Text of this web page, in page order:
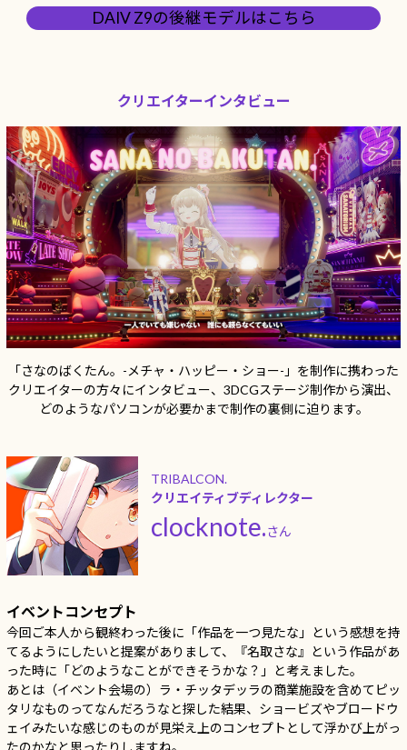
DAIV Z9の後継モデルはこちら
クリエイターインタビュー
「さなのばくたん。-メチャ・ハッピー・ショー-」を制作に携わった
クリエイターの方々にインタビュー、3DCGステージ制作から演出、
どのようなパソコンが必要かまで制作の裏側に迫ります。
TRIBALCON.
クリエイティブディレクター
clocknote.さん
イベントコンセプト
今回ご本人から観終わった後に「作品を一つ見たな」という感想を持
てるようにしたいと提案がありまして、『名取さな』という作品があ
った時に「どのようなことができそうかな？」と考えました。
あとは（イベント会場の）ラ・チッタデッラの商業施設を含めてピッ
タリなものってなんだろうなと探した結果、ショービズやブロードウ
ェイみたいな感じのものが見栄え上のコンセプトとして浮かび上がっ